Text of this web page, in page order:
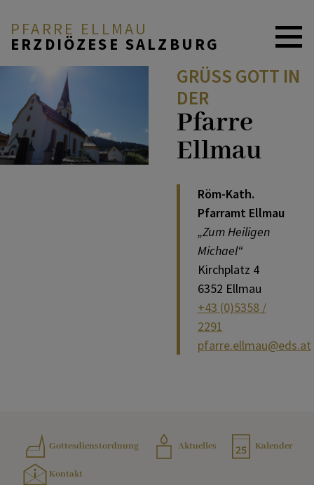
PFARRE ELLMAU
ERZDIÖZESE SALZBURG
KONTAKT
NEUIGKEITEN
GOTTESDIENSTORDNUNG
KIRCHE UND KAPELLEN
GRÜSS GOTT IN D
ER
Pfarre
Ellmau
Röm-Kath.
Pfarramt Ellmau
„Zum Heiligen
Michael“
Kirchplatz 4
6352 Ellmau
+43 (0)5358 /
2291
pfarre.ellmau@eds.at
Gottesdienstordnung Aktuelles Kalender
Kontakt